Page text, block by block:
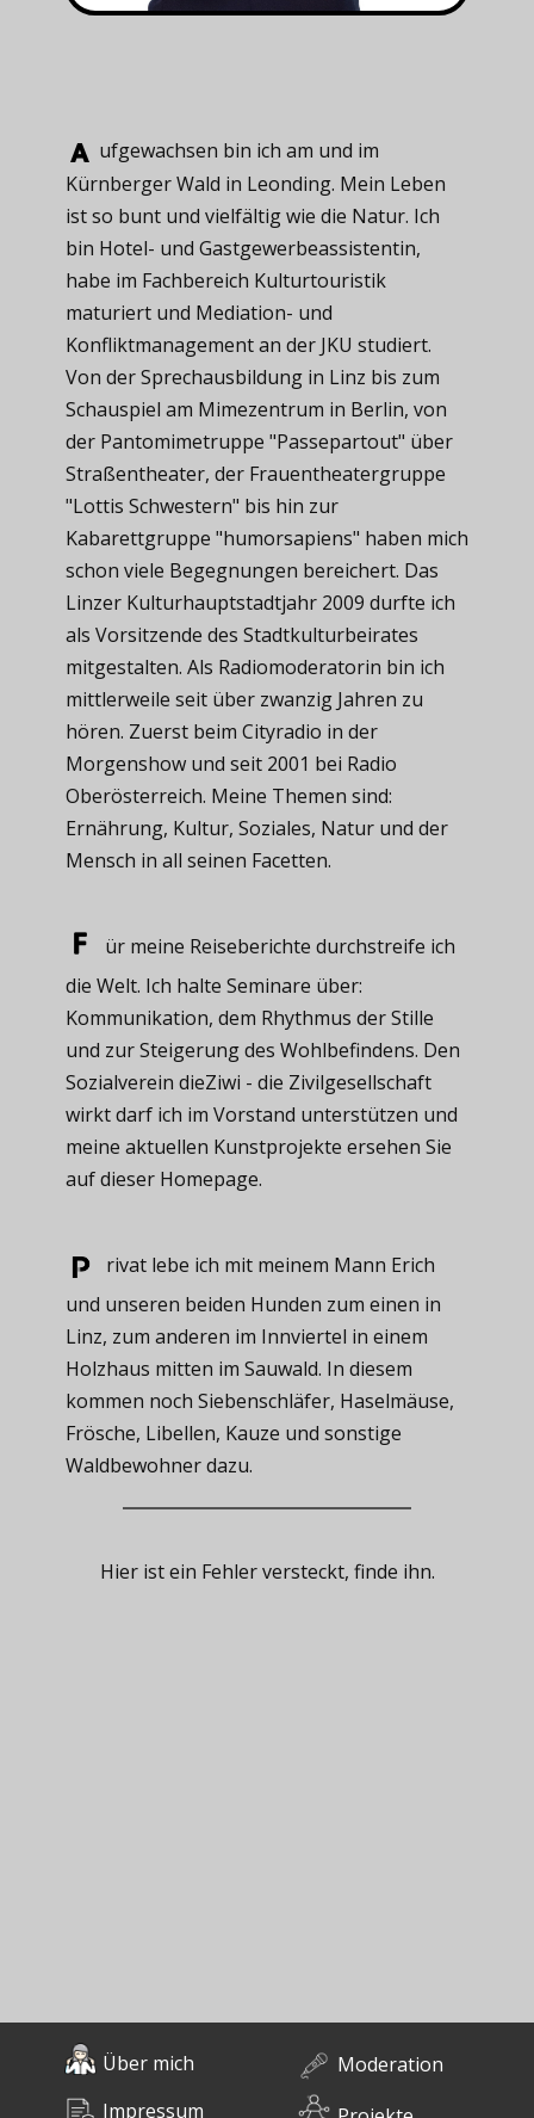
ufgewachsen ​bin ich am und im
Kürnberger Wald in Leonding. Mein Leben
ist so bunt und vielfältig wie die Natur. Ich
bin Hotel- und Gastgewerbeassistentin,
habe im Fachbereich Kulturtouristik
maturiert und Mediation- und
Konfliktmanagement an der JKU studiert.
Von der Sprechausbildung in Linz bis zum
Schauspiel am Mimezentrum in Berlin, von
der Pantomimetruppe "Passepartout" über
Straßentheater, der Frauentheatergruppe
"Lottis Schwestern" bis hin zur
Kabarettgruppe "humorsapiens" haben mich
schon viele Begegnungen bereichert. Das
Linzer Kulturhauptstadtjahr 2009 durfte ich
als Vorsitzende des Stadtkulturbeirates
mitgestalten. Als Radiomoderatorin bin ich
mittlerweile seit über zwanzig Jahren zu
hören. Zuerst beim Cityradio in der
Morgenshow und seit 2001 bei Radio
Oberösterreich. Meine Themen sind:
Ernährung, Kultur, Soziales, Natur und der
Mensch in all seinen Facetten.
ür meine ​Reiseberichte durchstreife ich
die Welt. Ich halte Seminare über:
Kommunikation, dem Rhythmus der Stille
und zur Steigerung des Wohlbefindens. Den
Sozialverein dieZiwi - die Zivilgesellschaft
wirkt darf ich im Vorstand unterstützen und
meine aktuellen Kunstprojekte ersehen Sie
auf dieser Homepage.
rivat ​lebe ich mit meinem Mann Erich
und unseren beiden Hunden zum einen in
Linz, zum anderen im Innviertel in einem
Holzhaus mitten im Sauwald. In diesem
kommen noch Siebenschläfer, Haselmäuse,
Frösche, Libellen, Kauze und sonstige
Waldbewohner dazu.
Hier ist ein Fehler versteckt, finde ihn.
Moderation
Über mich
Impressum